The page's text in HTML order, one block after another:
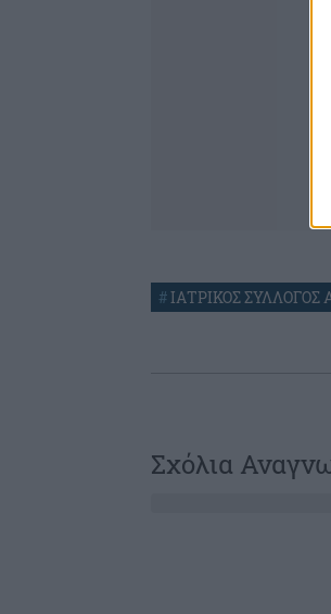
#ΙΑΤΡΙΚΟΣ
Σχόλια